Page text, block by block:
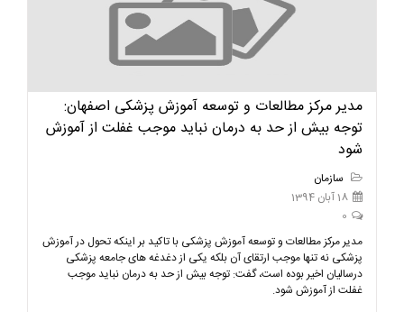
مدیر مرکز مطالعات و توسعه آموزش پزشکی اصفهان:
توجه بیش از حد به درمان نباید موجب غفلت از آموزش
شود
سازمان
18 آبان 1394
0
مدیر مرکز مطالعات و توسعه آموزش پزشکی با تاکید بر اینکه تحول در آموزش
پزشکی نه تنها موجب ارتقای آن بلکه یکی از دغدغه های جامعه پزشکی
درسالیان اخیر بوده است، گفت: توجه بیش از حد به درمان نباید موجب
غفلت از آموزش شود.